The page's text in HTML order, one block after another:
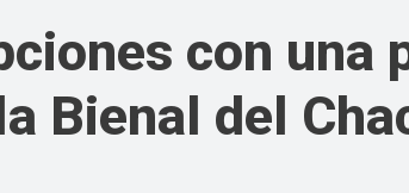
Primera
con una
Bienal del